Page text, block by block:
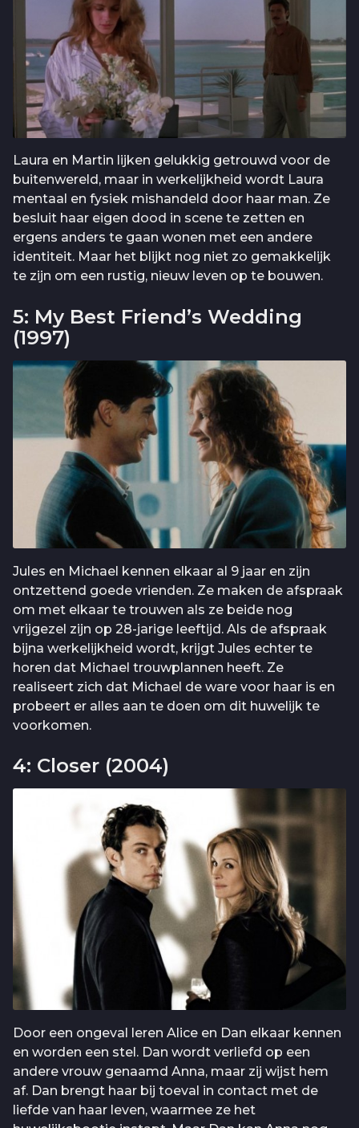
Laura en Martin lijken gelukkig getrouwd voor de
buitenwereld, maar in werkelijkheid wordt Laura
mentaal en fysiek mishandeld door haar man. Ze
besluit haar eigen dood in scene te zetten en
ergens anders te gaan wonen met een andere
identiteit. Maar het blijkt nog niet zo gemakkelijk
te zijn om een rustig, nieuw leven op te bouwen.
5: My Best Friend’s Wedding
(1997)
Jules en Michael kennen elkaar al 9 jaar en zijn
ontzettend goede vrienden. Ze maken de afspraak
om met elkaar te trouwen als ze beide nog
vrijgezel zijn op 28-jarige leeftijd. Als de afspraak
bijna werkelijkheid wordt, krijgt Jules echter te
horen dat Michael trouwplannen heeft. Ze
realiseert zich dat Michael de ware voor haar is en
probeert er alles aan te doen om dit huwelijk te
voorkomen.
4: Closer (2004)
Door een ongeval leren Alice en Dan elkaar kennen
en worden een stel. Dan wordt verliefd op een
andere vrouw genaamd Anna, maar zij wijst hem
af. Dan brengt haar bij toeval in contact met de
liefde van haar leven, waarmee ze het